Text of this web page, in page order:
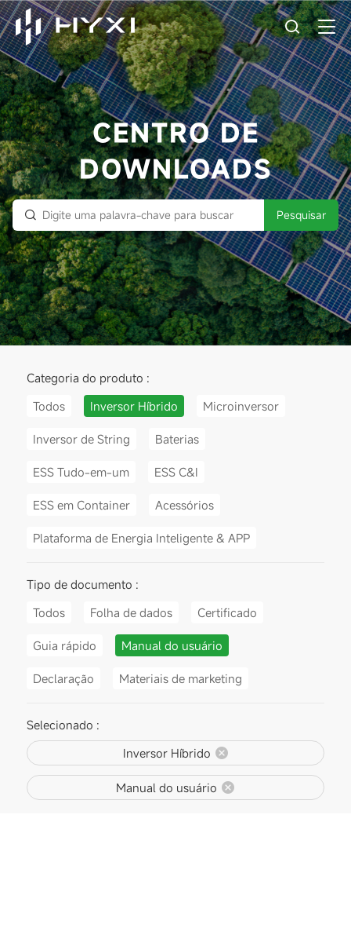
CENTRO DE
DOWNLOADS
Pesquisar
Categoria do produto :
Todos
Inversor Híbrido Microinversor
Inversor de String Baterias
ESS Tudo-em-um ESS C&I
ESS em Container Acessórios
Plataforma de Energia Inteligente & APP
Tipo de documento :
Todos
Folha de dados Certificado
Guia rápido Manual do usuário
Declaração Materiais de marketing
Selecionado :
Inversor Híbrido
Manual do usuário